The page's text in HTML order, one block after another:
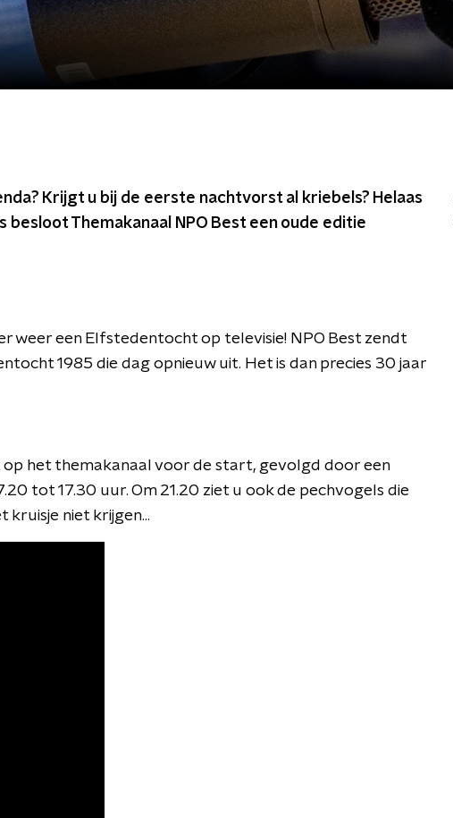
Krijgt u bij de eerste nachtvorst al kriebels? Helaas
Themakanaal NPO Best een oude editie
weer een Elfstedentocht op televisie! NPO Best zendt
1985 die dag opnieuw uit. Het is dan precies 30 jaar
het themakanaal voor de start, gevolgd door een
tot 17.30 uur. Om 21.20 ziet u ook de pechvogels die
kruisje niet krijgen...